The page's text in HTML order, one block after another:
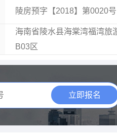
陵房预字【2018】第0020号
海南省陵水县海棠湾福湾旅
B03区
立即报名